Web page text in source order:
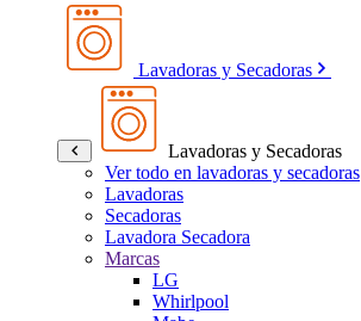
Lavadoras y Secadoras
Lavadoras y Secadoras
Ver todo en lavadoras y secadoras
Lavadoras
Secadoras
Lavadora Secadora
Marcas
LG
Whirlpool